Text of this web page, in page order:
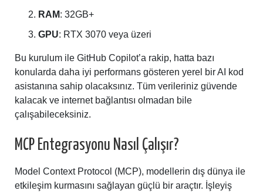
RAM: 32GB+
GPU: RTX 3070 veya üzeri
Bu kurulum ile GitHub Copilot’a rakip, hatta bazı
konularda daha iyi performans gösteren yerel bir AI kod
asistanına sahip olacaksınız. Tüm verileriniz güvende
kalacak ve internet bağlantısı olmadan bile
çalışabileceksiniz.
MCP Entegrasyonu Nasıl Çalışır?
Model Context Protocol (MCP), modellerin dış dünya ile
etkileşim kurmasını sağlayan güçlü bir araçtır. İşleyiş